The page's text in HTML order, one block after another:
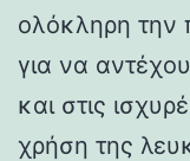
ολόκληρη την
για να
και στις
χρήση της